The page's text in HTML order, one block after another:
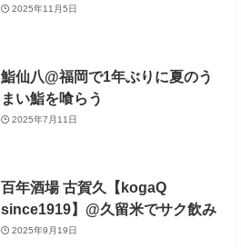
2025年11月5日
鮨仙八@福岡で1年ぶりに夏のう
まい鮨を喰らう
2025年7月11日
百年酒場 古賀久【kogaQ
since1919】@久留米でサク飲み
2025年9月19日